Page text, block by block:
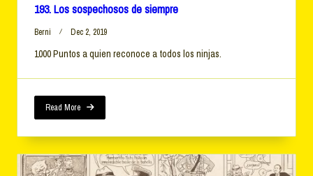
193. Los sospechosos de siempre
Berni Dec 2, 2019
1000 Puntos a quien reconoce a todos los ninjas.
Read More